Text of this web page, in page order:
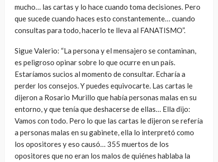
mucho… las cartas y lo hace cuando toma decisiones. Pero
que sucede cuando haces esto constantemente… cuando
consultas para todo, hacerlo te lleva al FANATISMO”.
Sigue Valerio: “La persona y el mensajero se contaminan,
es peligroso opinar sobre lo que ocurre en un país.
Estaríamos sucios al momento de consultar. Echaría a
perder los consejos. Y puedes equivocarte. Las cartas le
dijeron a Rosario Murillo que había personas malas en su
entorno, y que tenía que deshacerse de ellas… Ella dijo:
Vamos con todo. Pero lo que las cartas le dijeron se refería
a personas malas en su gabinete, ella lo interpretó como
los opositores y eso causó… 355 muertos de los
opositores que no eran los malos de quiénes hablaba la